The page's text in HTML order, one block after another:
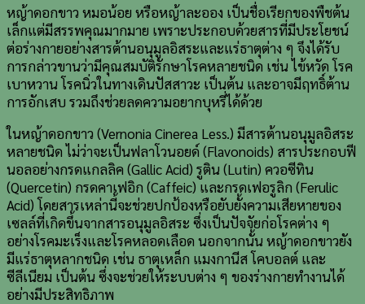
หญ้าดอกขาว หมอน้อย หรือหญ้าละออง เป็นชื่อเรียกของพืชต้น
เล็กแต่มีสรรพคุณมากมาย เพราะประกอบด้วยสารที่มีประโยชน์
ต่อร่างกายอย่างสารต้านอนุมูลอิสระและแร่ธาตุต่าง ๆ จึงได้รับ
การกล่าวขานว่ามีคุณสมบัติรักษาโรคหลายชนิด เช่น ไข้หวัด โรค
เบาหวาน โรคนิ่วในทางเดินปัสสาวะ เป็นต้น และอาจมีฤทธิ์ต้าน
การอักเสบ รวมถึงช่วยลดความอยากบุหรี่ได้ด้วย
ในหญ้าดอกขาว (Vernonia Cinerea Less.) มีสารต้านอนุมูลอิสระ
หลายชนิด ไม่ว่าจะเป็นฟลาโวนอยด์ (Flavonoids) สารประกอบฟี
นอลอย่างกรดแกลลิค (Gallic Acid) รูติน (Lutin) ควอซีทิน
(Quercetin) กรดคาเฟอิก (Caffeic) และกรดเฟอรูลิก (Ferulic
Acid) โดยสารเหล่านี้จะช่วยปกป้องหรือยับยั้งความเสียหายของ
เซลล์ที่เกิดขึ้นจากสารอนุมูลอิสระ ซึ่งเป็นปัจจัยก่อโรคต่าง ๆ
อย่างโรคมะเร็งและโรคหลอดเลือด นอกจากนั้น หญ้าดอกขาวยัง
มีแร่ธาตุหลากชนิด เช่น ธาตุเหล็ก แมงกานีส โคบอลต์ และ
ซีลีเนียม เป็นต้น ซึ่งจะช่วยให้ระบบต่าง ๆ ของร่างกายทำงานได้
อย่างมีประสิทธิภาพ